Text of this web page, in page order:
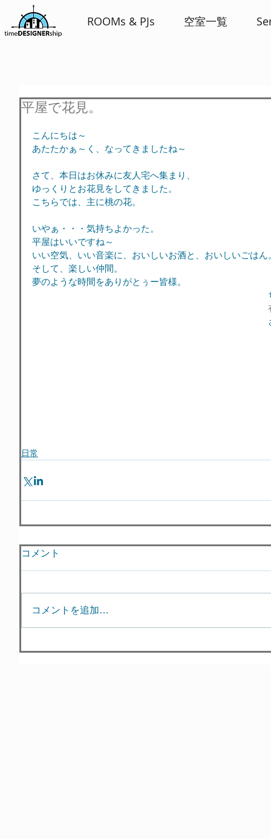
ROOMs & PJs 空室一覧
平屋で花見。
こんにちは～
あたたかぁ～く、なってきましたね～
さて、本日はお休みに友人宅へ集まり、
ゆっくりとお花見をしてきました。
こちらでは、主に桃の花。
いやぁ・・・気持ちよかった。
平屋はいいですね～
いい空気、いい音楽に、おいしいお酒と、おいしいごはん
そして、楽しい仲間。
夢のような時間をありがとぅー皆様。
日常
コメント
コメントを追加…